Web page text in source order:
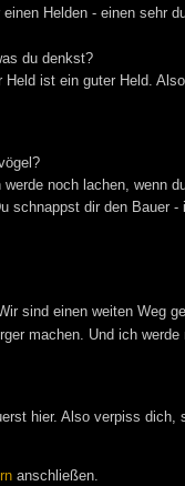
Helden - einen sehr
du denkst?
Held ist ein guter Held.
noch lachen, wenn
schnappst dir den Bauer
sind einen weiten Weg
machen. Und ich
hier. Also verpiss dich,
anschließen.